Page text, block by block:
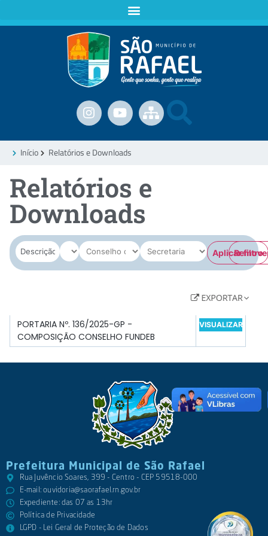
Início Relatórios e Downloads
Relatórios e
Downloads
Aplicar filtro
PORTARIA Nº. 136/2025-GP -
COMPOSIÇÃO CONSELHO FUNDEB
VISUALIZAR
Prefeitura Municipal de São Rafael
Rua Juvêncio Soares, 399 - Centro - CEP 59518-000
E-mail:ouvidoria@saorafael.rn.gov.br
Expediente: das 07 as 13hr
Política de Privacidade
LGPD - Lei Geral de Proteção de Dados